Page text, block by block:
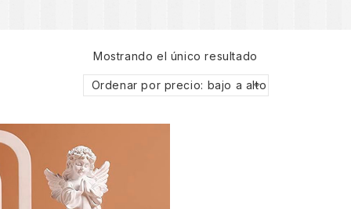
Mostrando el único resultado
Ordenar por precio: bajo a alto